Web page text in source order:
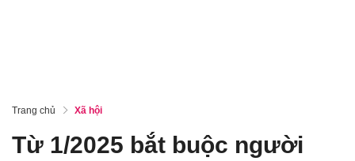
Trang chủ Xã hội
Từ 1/2025 bắt buộc người